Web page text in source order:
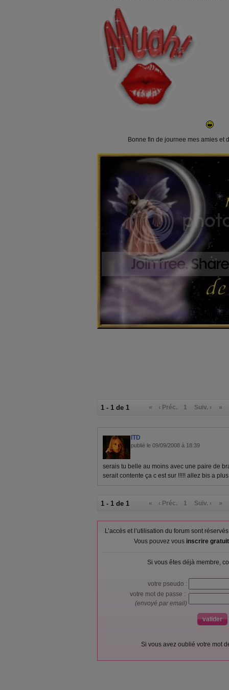
Bonne fin de journee mes amies et
1 - 1 de 1 « ‹ Préc. 1 Suiv. › »
ITD
publié le 09/09/2008 à 18:39
serais tu belle au moins avec une paire de
serait contente ça c est sur !!!!! allez bis a plus
1 - 1 de 1 « ‹ Préc. 1 Suiv. › »
L’accès et l’utilisation du forum sont
Vous pouvez vous inscrire
Si vous êtes déjà membre,
votre pseudo :
votre mot de passe :
(envoyé par email)
Si vous avez oublié votre mot